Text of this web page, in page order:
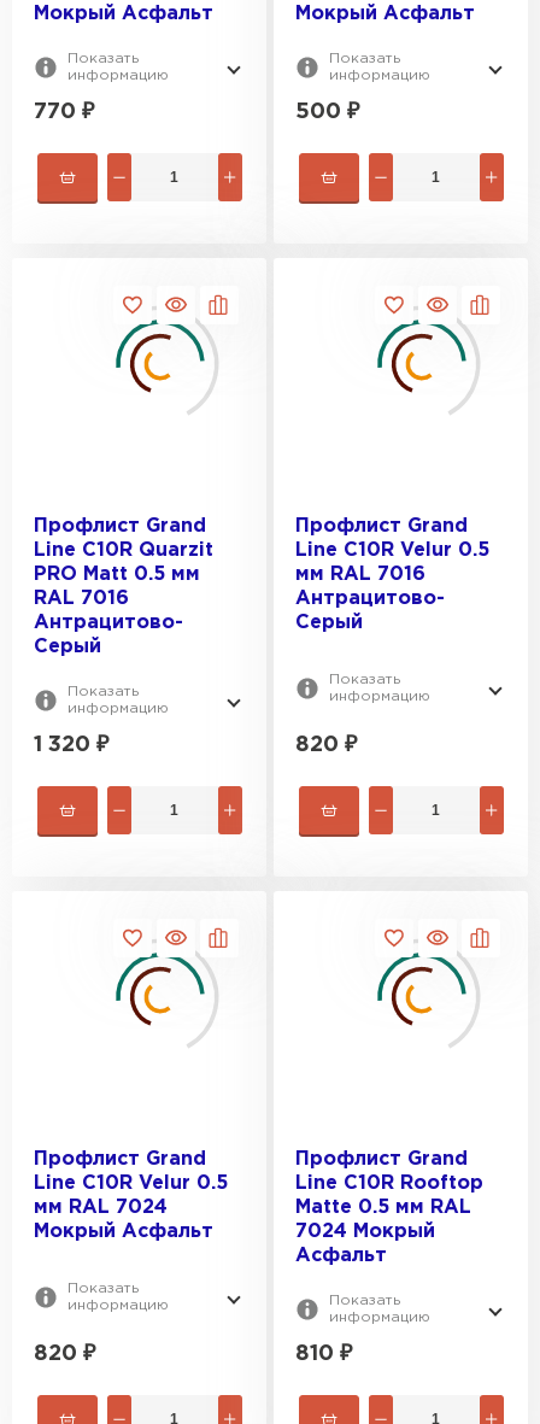
Мокрый Асфальт
Показать
информацию
770 ₽
Мокрый Асфальт
Показать
информацию
500 ₽
Профлист Grand
Line С10R Quarzit
PRO Matt 0.5 мм
RAL 7016
Антрацитово-
Серый
Показать
информацию
1 320 ₽
Профлист Grand
Line С10R Velur 0.5
мм RAL 7016
Антрацитово-
Серый
Показать
информацию
820 ₽
Профлист Grand
Line С10R Velur 0.5
мм RAL 7024
Мокрый Асфальт
Показать
информацию
820 ₽
Профлист Grand
Line С10R Rooftop
Matte 0.5 мм RAL
7024 Мокрый
Асфальт
Показать
информацию
810 ₽
Штакетник